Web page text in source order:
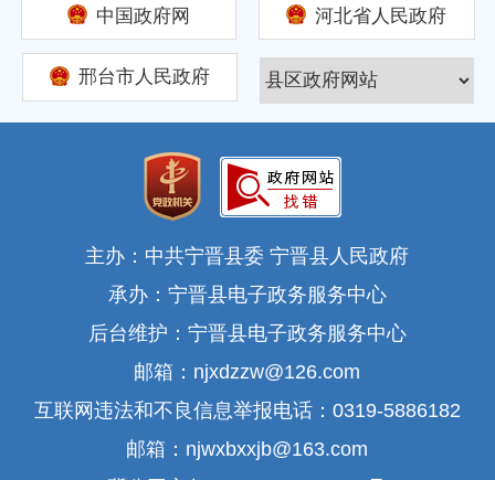
中国政府网 河北省人民政府
邢台市人民政府
主办：中共宁晋县委 宁晋县人民政府
承办：宁晋县电子政务服务中心
后台维护：宁晋县电子政务服务中心
邮箱：njxdzzw@126.com
互联网违法和不良信息举报电话：0319-5886182
邮箱：njwxbxxjb@163.com